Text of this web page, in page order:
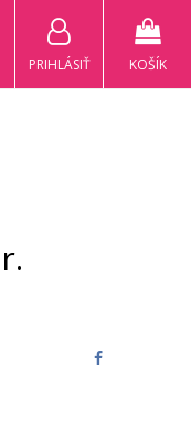
KOŠÍK
PRIHLÁSIŤ